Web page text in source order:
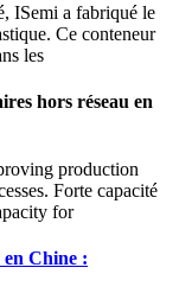
ISemi a fabriqué le
Ce conteneur
les
hors réseau en
production
Forte capacité
for
en Chine :